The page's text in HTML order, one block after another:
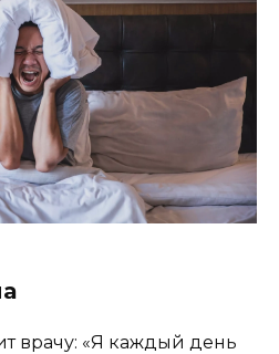
врачу: «Я каждый день